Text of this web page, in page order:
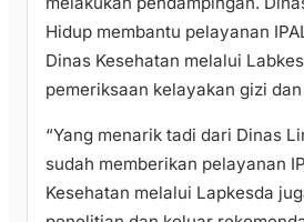
Hidup membantu pelayanan
Dinas Kesehatan melalui
pemeriksaan kelayakan gizi
“Yang menarik tadi dari Dinas
sudah memberikan pelayanan
Kesehatan melalui Lapkesda